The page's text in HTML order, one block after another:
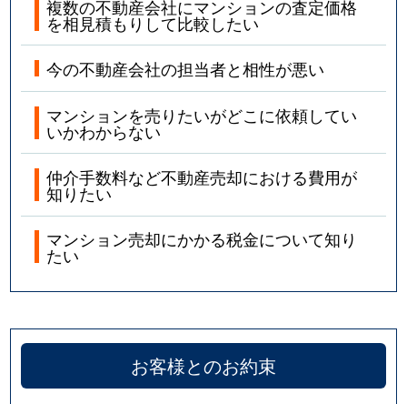
複数の不動産会社にマンションの査定価格
を相見積もりして比較したい
今の不動産会社の担当者と相性が悪い
マンションを売りたいがどこに依頼してい
いかわからない
仲介手数料など不動産売却における費用が
知りたい
マンション売却にかかる税金について知り
たい
お客様とのお約束